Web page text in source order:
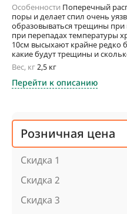
Особенности Поперечный
поры и делает спил очень
образовываться трещины
при перепадах температуры
10см высыхают крайне редко
какие будут трещины и
Вес, кг2,5 кг
Перейти к описанию
Розничная цена
Скидка 1
Скидка 2
Скидка 3